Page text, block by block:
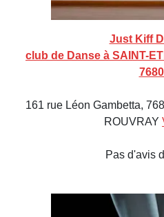
Just Kiff
club de Danse à SAINT-
161 rue Léon Gambetta,
ROUVRAY
Pas d'avis